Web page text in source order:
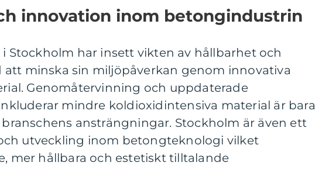
innovation inom betongindustrin
Stockholm har insett vikten av hållbarhet och
att minska sin miljöpåverkan genom innovativa
Genomåtervinning och uppdaterade
mindre koldioxidintensiva material är bara
ansträngningar. Stockholm är även ett
utveckling inom betongteknologi vilket
mer hållbara och estetiskt tilltalande